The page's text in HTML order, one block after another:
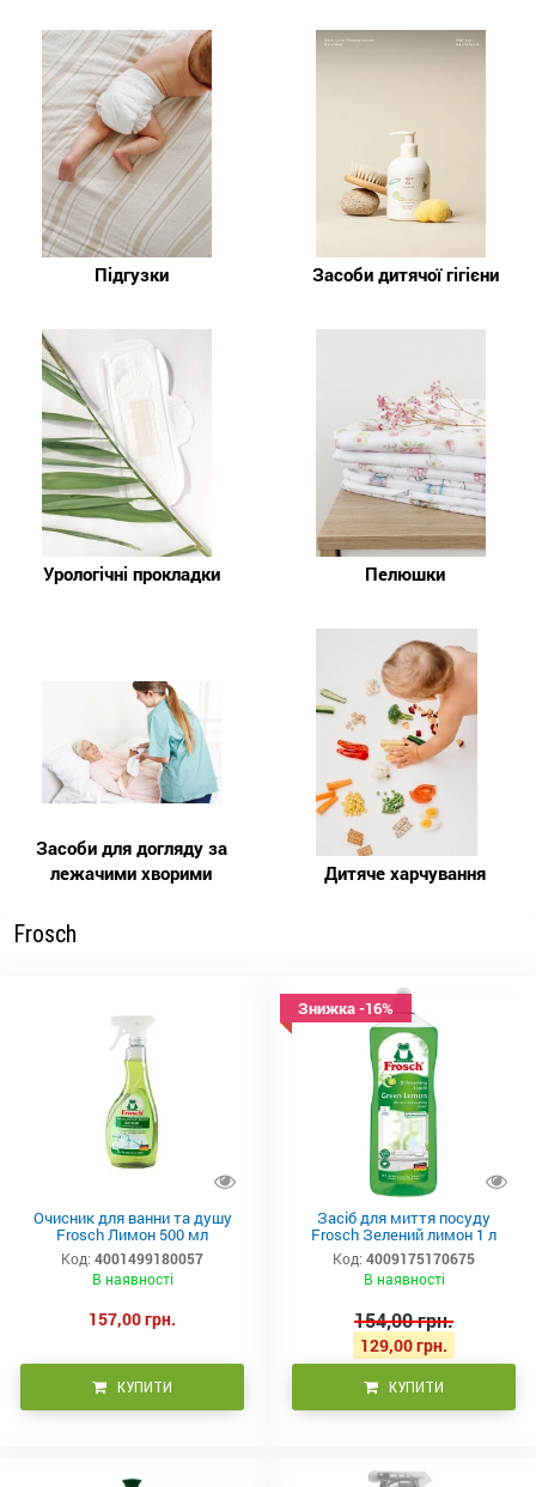
Підгузки Засоби дитячої гігієни
Урологічні прокладки Пелюшки
Засоби для догляду за
лежачими хворими
Дитяче харчування
Frosch
Очисник для ванни та душу
Frosch Лимон 500 мл
Код: 4001499180057
В наявності
157,00 грн.
КУПИТИ
Знижка -16%
Засіб для миття посуду
Frosch Зелений лимон 1 л
Код: 4009175170675
В наявності
154,00 грн.
129,00 грн.
КУПИТИ